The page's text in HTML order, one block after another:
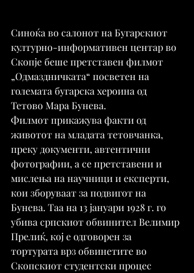
Синоќа во салонот на Бугарскиот
културно-информативен центар во
Скопје беше претставен филмот
„Одмаздничката“ посветен на
големата бугарска хероина од
Тетово Мара Бунева.
Филмот прикажува факти од
животот на младата тетовчанка,
преку документи, автентични
фотографии, а се претставени и
мислења на научници и експерти,
кои зборуваат за подвигот на
Бунева. Таа на 13 јануари 1928 г. го
убива српскиот обвинител Велимир
Прелиќ, кој е одговорен за
тортурата врз обвинетите во
Скопскиот студентски процес